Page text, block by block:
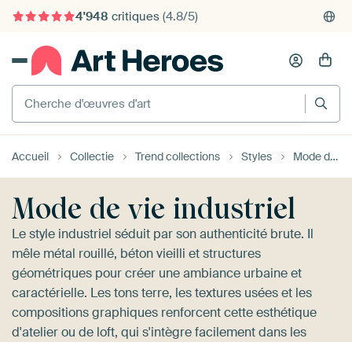
4'948 critiques (4.8/5)
375'000+ murs vides remplis
Cherche d'œuvres d'art
Accueil Collectie Trend collections Styles Mode de vie industriel
Mode de vie industriel
Le style industriel séduit par son authenticité brute. Il
mêle métal rouillé, béton vieilli et structures
géométriques pour créer une ambiance urbaine et
caractérielle. Les tons terre, les textures usées et les
compositions graphiques renforcent cette esthétique
d'atelier ou de loft, qui s'intègre facilement dans les